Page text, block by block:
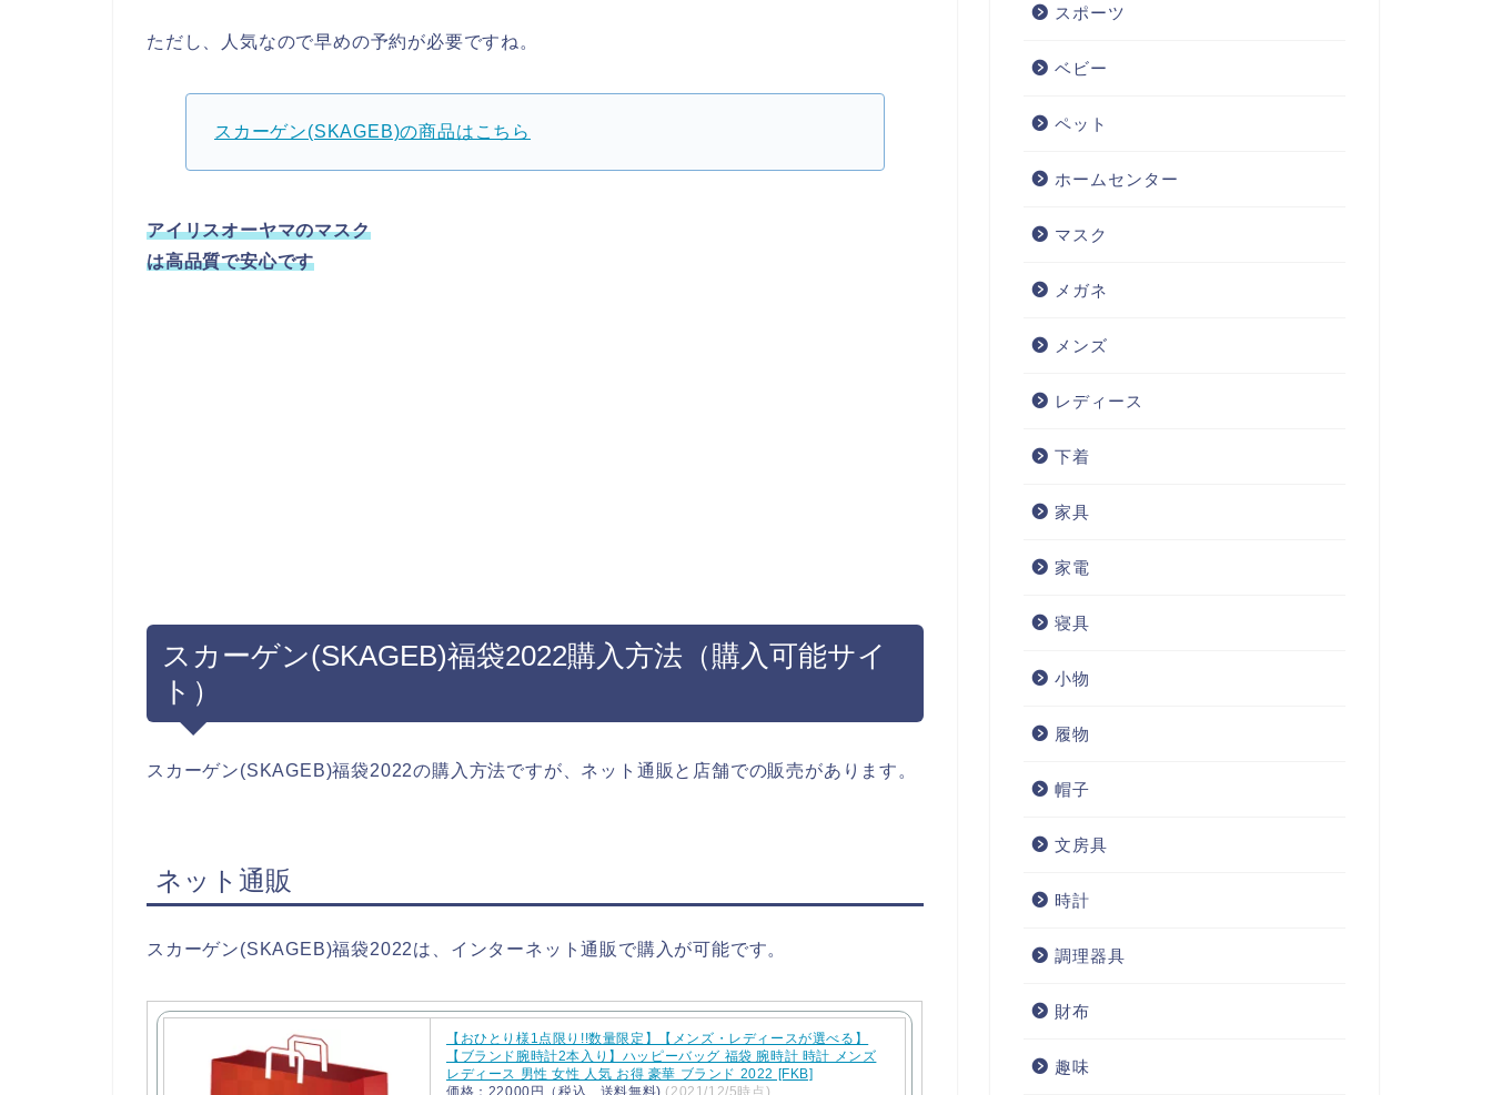
ただし、人気なので早めの予約が必要ですね。
スカーゲン(SKAGEB)の商品はこちら
アイリスオーヤマのマスク
は高品質で安心です
スカーゲン(SKAGEB)福袋2022購入方法（購入可能サイ
ト）
スカーゲン(SKAGEB)福袋2022の購入方法ですが、ネット通販と店舗での販売があります。
ネット通販
スカーゲン(SKAGEB)福袋2022は、インターネット通販で購入が可能です。
【おひとり様1点限り!!数量限定】【メンズ・レディースが選べる】
【ブランド腕時計2本入り】ハッピーバッグ 福袋 腕時計 時計 メンズ
レディース 男性 女性 人気 お得 豪華 ブランド 2022 [FKB]
価格：22000円（税込、送料無料) (2021/12/5時点)
スポーツ
ベビー
ペット
ホームセンター
マスク
メガネ
メンズ
レディース
下着
家具
家電
寝具
小物
履物
帽子
文房具
時計
調理器具
財布
趣味